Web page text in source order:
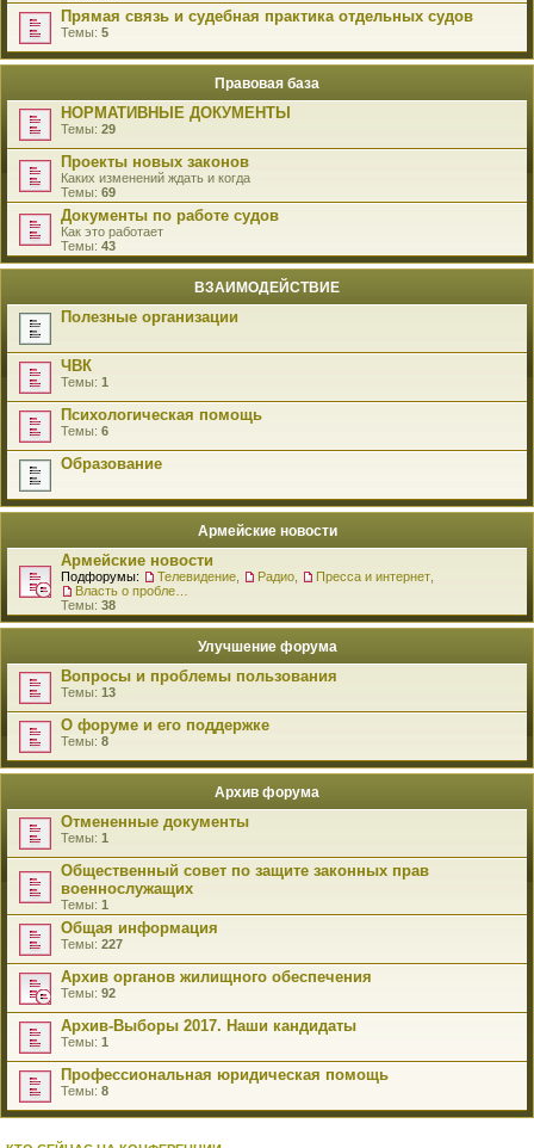
Прямая связь и судебная практика отдельных судов
Темы: 5
Правовая база
НОРМАТИВНЫЕ ДОКУМЕНТЫ
Темы: 29
Проекты новых законов
Каких изменений ждать и когда
Темы: 69
Документы по работе судов
Как это работает
Темы: 43
ВЗАИМОДЕЙСТВИЕ
Полезные организации
ЧВК
Темы: 1
Психологическая помощь
Темы: 6
Образование
Армейские новости
Армейские новости
Подфорумы: Телевидение Радио Пресса и интернет
Темы: 38
Улучшение форума
Вопросы и проблемы пользования
Темы: 13
О форуме и его поддержке
Темы: 8
Архив форума
Отмененные документы
Темы: 1
Общественный совет по защите законных прав
военнослужащих
Темы: 1
Общая информация
Темы: 227
Архив органов жилищного обеспечения
Темы: 92
Архив-Выборы 2017. Наши кандидаты
Темы: 1
Профессиональная юридическая помощь
Темы: 8